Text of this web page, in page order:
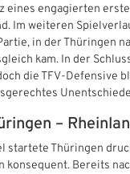
eines engagierten
Im weiteren
in der Thüringen
kam. In der
die TFV‑Defensive
–
startete Thüringen
konsequent. Bereits